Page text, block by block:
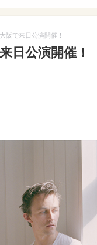
阪で来日公演開催！
日公演開催！